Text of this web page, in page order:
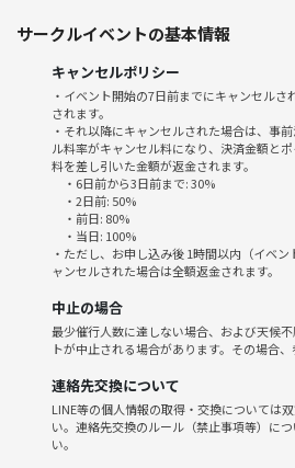
イベントの雰囲気を壊す行動をされる方
は、参加をお断りする場合がありますの
皆さんと一緒に、相模湖の素晴らしい冒
ひ、わくわくする気持ちを持ってご参加く
サークルイベントの基本情報
キャンセルポリシー
・イベント開始の7日前までにキャンセル
されます。
・それ以降にキャンセルされた場合は、事
ル料率がキャンセル料になり、決済金額と
料を差し引いた金額が返金されます。
・6日前から3日前まで: 30%
・2日前: 50%
・前日: 80%
・当日: 100%
・ただし、お申し込み後 1時間以内（イベ
ャンセルされた場合は全額返金されます。
中止の場合
最少催行人数に達しない場合、および天候
トが中止される場合があります。その場合、
連絡先交換について
LINE等の個人情報の取得・交換については
い。連絡先交換のルール（禁止事項等）に
い。